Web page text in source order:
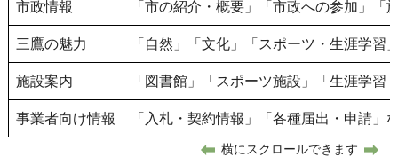
市政情報 「市の紹介・概要」「市政への参加」「
三鷹の魅力 「自然」「文化」「スポーツ・生涯学習
施設案内 「図書館」「スポーツ施設」「生涯学
事業者向け情報 「入札・契約情報」「各種届出・申請」
横にスクロールできます